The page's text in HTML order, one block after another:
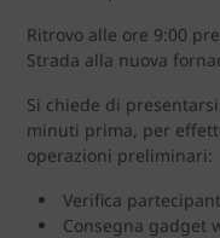
Ritrovo alle ore 9:00
Strada alla nuova
Si chiede di
minuti prima, per
operazioni preliminari:
Verifica
Consegna gadget